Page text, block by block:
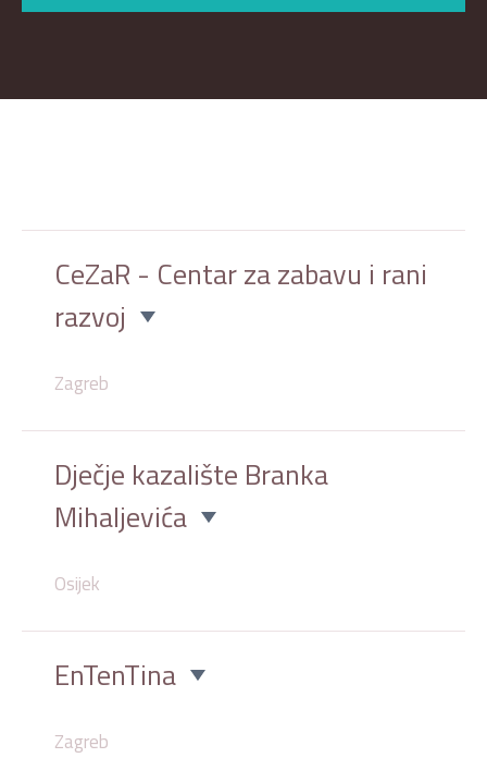
CeZaR - Centar za zabavu i rani
razvoj
Zagreb
Dječje kazalište Branka
Mihaljevića
Osijek
EnTenTina
Zagreb